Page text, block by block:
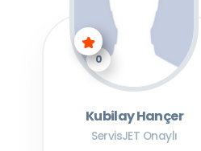
0
Kubilay Hançer
ServisJET Onaylı